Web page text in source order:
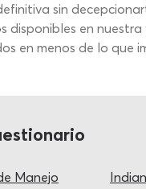
sin
disponibles en
en menos de lo que
Manejo